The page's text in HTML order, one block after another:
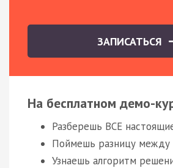
ЗАПИСАТЬСЯ
На бесплатном демо-
Разберешь ВСЕ
Поймешь разницу между
Узнаешь алгоритм